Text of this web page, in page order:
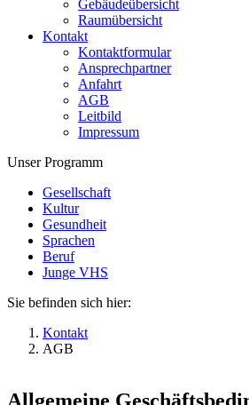
Gebäudeübersicht
Raumübersicht
Kontakt
Kontaktformular
Ansprechpartner
Anfahrt
AGB
Leitbild
Impressum
Unser Programm
Gesellschaft
Kultur
Gesundheit
Sprachen
Beruf
Junge VHS
Sie befinden sich hier:
Kontakt
AGB